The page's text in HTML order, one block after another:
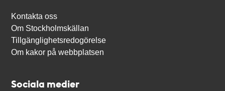
Kontakta oss
Om Stockholmskällan
Tillgänglighetsredogörelse
Om kakor på webbplatsen
Sociala medier